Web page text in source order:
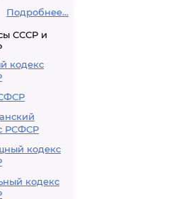
Подробнее...
СССР и
кодекс
РСФСР
кодекс
кодекс